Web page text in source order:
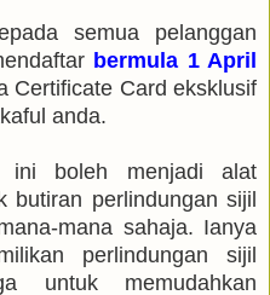
semua pelanggan
bermula 1 April
Certificate Card eksklusif
anda.
ini boleh menjadi alat
butiran perlindungan sijil
mana sahaja. Ianya
perlindungan sijil
untuk memudahkan